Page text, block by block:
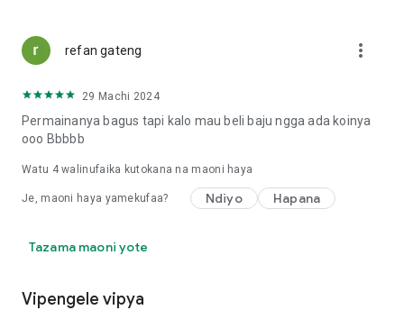
refan gateng more_vert
29 Machi 2024
Permainanya bagus tapi kalo mau beli baju ngga ada koinya
ooo Bbbbb
Watu 4walinufaika kutokana na maoni haya
Je, maoni haya yamekufaa? Ndiyo Hapana
Tazama maoni yote
Vipengele vipya